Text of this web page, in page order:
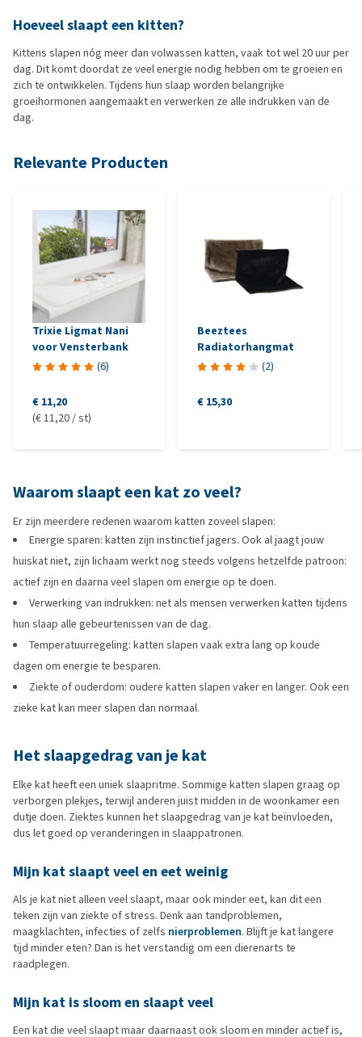
Hoeveelslaapteen kitten?
Kittens slapen nóg meer dan volwassen katten, vaak tot wel 20 uur per
dag. Dit komt doordat ze veel energie nodig hebben om te groeien en
zich te ontwikkelen. Tijdens hun slaap worden belangrijke
groeihormonen aangemaakt en verwerken ze alle indrukken van de
dag.
Relevante Producten
Trixie Ligmat Nani
voor Vensterbank
(6)
€ 11,20
(€ 11,20 / st)
Beeztees
Radiatorhangmat
(2)
€ 15,30
Waarom slaapt een kat zo veel?
Er zijn meerdere redenen waarom katten zoveel slapen:
Energie sparen: katten zijn instinctief jagers. Ook al jaagt jouw
huiskat niet, zijn lichaam werkt nog steeds volgens hetzelfde patroon:
actief zijn en daarna veel slapen om energie op te doen.
Verwerking van indrukken: net als mensen verwerken katten tijdens
hun slaap alle gebeurtenissen van de dag.
Temperatuurregeling: katten slapen vaak extra lang op koude
dagen om energie te besparen.
Ziekte of ouderdom: oudere katten slapen vaker en langer. Ook een
zieke kat kan meer slapen dan normaal.
Hetslaapgedragvan je kat
Elke kat heeft een uniek slaapritme. Sommige katten slapen graag op
verborgen plekjes, terwijl anderen juist midden in de woonkamer een
dutje doen. Ziektes kunnen het slaapgedrag van je kat beïnvloeden,
dus let goed op veranderingen in slaappatronen.
Mijn katslaaptveel en eet weinig
Als je kat niet alleen veel slaapt, maar ook minder eet, kan dit een
teken zijn van ziekte of stress. Denk aan tandproblemen,
maagklachten, infecties of zelfs nierproblemen. Blijft je kat langere
tijd minder eten? Dan is het verstandig om een dierenarts te
raadplegen.
Mijn kat issloomen slaapt veel
Een kat die veel slaapt maar daarnaast ook sloom en minder actief is,